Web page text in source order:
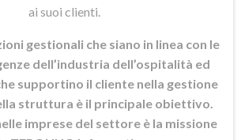
ai suoi clienti.
gestionali che siano in linea con le
dell’industria dell’ospitalità ed
supportino il cliente nella gestione
struttura è il principale obiettivo.
imprese del settore è la missione